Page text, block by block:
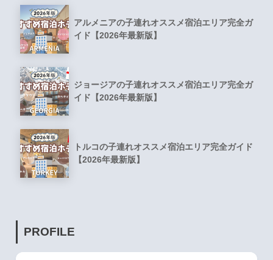
アルメニアの子連れオススメ宿泊エリア完全ガ
イド【2026年最新版】
ジョージアの子連れオススメ宿泊エリア完全ガ
イド【2026年最新版】
トルコの子連れオススメ宿泊エリア完全ガイド
【2026年最新版】
PROFILE